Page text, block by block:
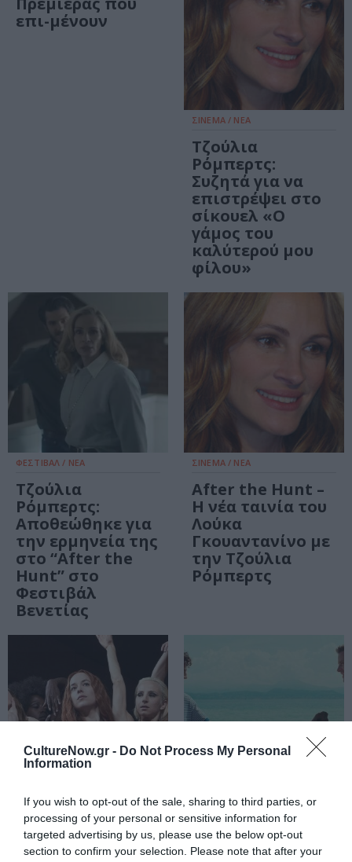
CultureNow.gr - Do Not Process My Personal
Information
If you wish to opt-out of the sale, sharing to third parties, or
processing of your personal or sensitive information for
targeted advertising by us, please use the below opt-out
section to confirm your selection. Please note that after your
επι-μένουν
ΣΙΝΕΜΑ / ΝΕΑ
Τζούλια
Ρόμπερτς:
Συζητά για να
επιστρέψει στο
σίκουελ «Ο
γάμος του
καλύτερού μου
φίλου»
ΦΕΣΤΙΒΑΛ / ΝΕΑ
Τζούλια
Ρόμπερτς:
Αποθεώθηκε για
την ερμηνεία της
στο “After the
Hunt” στο
Φεστιβάλ
Βενετίας
ΣΙΝΕΜΑ / ΝΕΑ
After the Hunt –
Η νέα ταινία του
Λούκα
Γκουαντανίνο με
την Τζούλια
Ρόμπερτς
ΣΙΝΕΜΑ / ΝΕΑ
Suspiria, του
Λούκα
ΣΙΝΕΜΑ / ΝΕΑ
Να με φωνάζεις
με τ’ όνομά σου,